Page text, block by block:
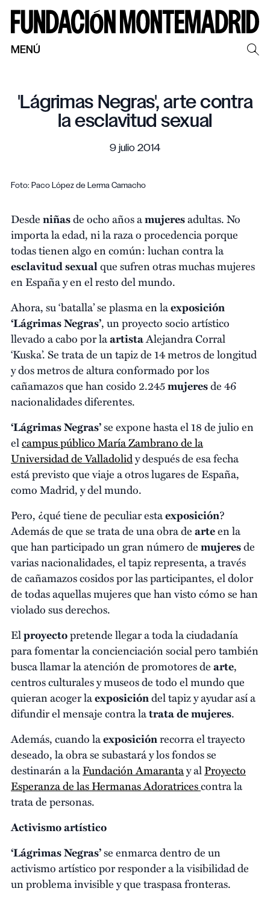
MENÚ
'Lágrimas Negras', arte contra
la esclavitud sexual
9 julio 2014
Foto: Paco López de Lerma Camacho
Desdeniñasde ocho años amujeresadultas. No
importa la edad, ni la raza o procedencia porque
todas tienen algo en común: luchan contra la
esclavitudsexualque sufren otras muchas mujeres
en España y en el resto del mundo.
Ahora, su ‘batalla’ se plasma en laexposición
‘Lágrimas Negras’, un proyecto socio artístico
llevado a cabo por laartistaAlejandra Corral
‘Kuska’. Se trata de un tapiz de 14 metros de longitud
y dos metros de altura conformado por los
cañamazos que han cosido 2.245mujeresde 46
nacionalidades diferentes.
‘Lágrimas Negras’se expone hasta el 18 de julio en
elcampus público María Zambrano de la
Universidad de Valladolidy después de esa fecha
está previsto que viaje a otros lugares de España,
como Madrid, y del mundo.
Pero, ¿qué tiene de peculiar estaexposición?
Además de que se trata de una obra dearteen la
que han participado un gran número demujeresde
varias nacionalidades, el tapiz representa, a través
de cañamazos cosidos por las participantes, el dolor
de todas aquellas mujeres que han visto cómo se han
violado sus derechos.
Elproyectopretende llegar a toda la ciudadanía
para fomentar la concienciación social pero también
busca llamar la atención de promotores dearte,
centros culturales y museos de todo el mundo que
quieran acoger laexposicióndel tapiz y ayudar así a
difundir el mensaje contra latrata de mujeres.
Además, cuando laexposiciónrecorra el trayecto
deseado, la obra se subastará y los fondos se
destinarán a laFundación Amarantay alProyecto
Esperanza de las Hermanas Adoratricescontra la
trata de personas.
Activismo artístico
‘Lágrimas Negras’se enmarca dentro de un
activismo artístico por responder a la visibilidad de
un problema invisible y que traspasa fronteras.